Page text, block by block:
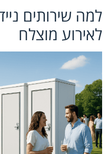
למה שירותים
לאירוע מוצלח